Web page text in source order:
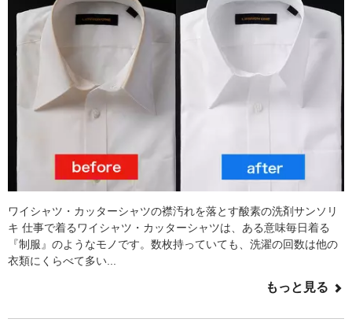
ワイシャツ・カッターシャツの襟汚れを落とす酸素の洗剤サンソリ
キ 仕事で着るワイシャツ・カッターシャツは、ある意味毎日着る
『制服』のようなモノです。数枚持っていても、洗濯の回数は他の
衣類にくらべて多い...
もっと見る